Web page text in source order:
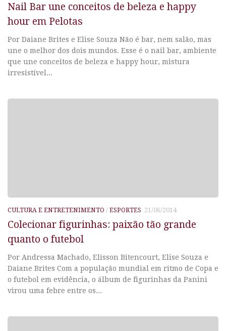
Nail Bar une conceitos de beleza e happy
hour em Pelotas
Por Daiane Brites e Elise Souza Não é bar, nem salão, mas
une o melhor dos dois mundos. Esse é o nail bar, ambiente
que une conceitos de beleza e happy hour, mistura
irresistível...
CULTURA E ENTRETENIMENTO / ESPORTES 21/06/2014
Colecionar figurinhas: paixão tão grande
quanto o futebol
Por Andressa Machado, Elisson Bitencourt, Elise Souza e
Daiane Brites Com a população mundial em ritmo de Copa e
o futebol em evidência, o álbum de figurinhas da Panini
virou uma febre entre os...